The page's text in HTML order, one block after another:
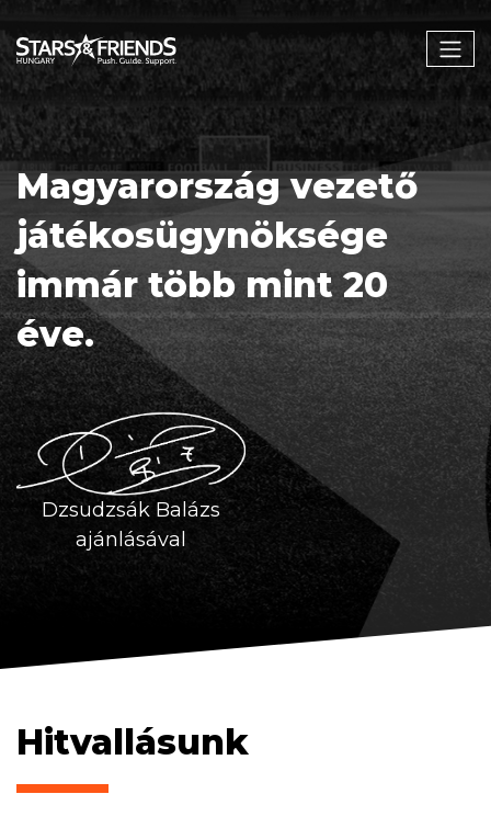
Magyarország vezető
játékosügynöksége
immár több mint 20
éve.
Dzsudzsák Balázs
ajánlásával
Hitvallásunk